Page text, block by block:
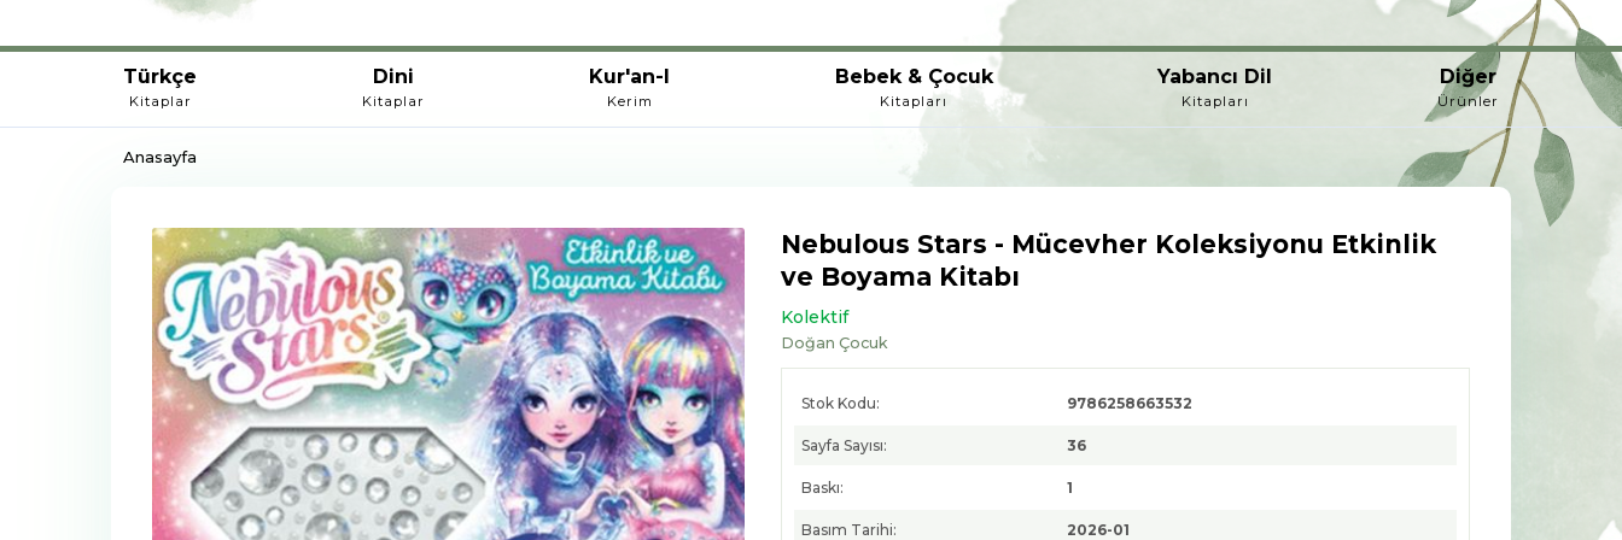
Türkçe
Kitaplar
Dini
Kitaplar
Kur'an-I
Kerim
Bebek & Çocuk
Kitapları
Yabancı Dil
Kitapları
Diğer
Ürünler
Anasayfa
Nebulous Stars - Mücevher Koleksiyonu Etkinlik
ve Boyama Kitabı
Kolektif
Doğan Çocuk
Stok Kodu: 9786258663532
Sayfa Sayısı: 36
Baskı: 1
Basım Tarihi: 2026-01